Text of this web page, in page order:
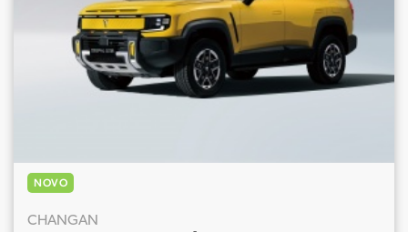
NOVO
CHANGAN